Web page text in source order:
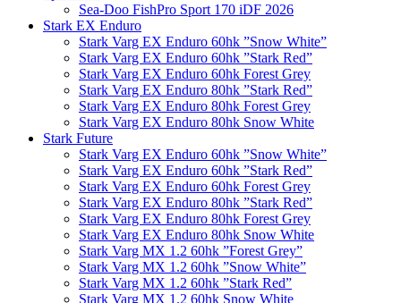
Sea-Doo FishPro Sport 170 iDF 2026
Stark EX Enduro
Stark Varg EX Enduro 60hk ”Snow White”
Stark Varg EX Enduro 60hk ”Stark Red”
Stark Varg EX Enduro 60hk Forest Grey
Stark Varg EX Enduro 80hk ”Stark Red”
Stark Varg EX Enduro 80hk Forest Grey
Stark Varg EX Enduro 80hk Snow White
Stark Future
Stark Varg EX Enduro 60hk ”Snow White”
Stark Varg EX Enduro 60hk ”Stark Red”
Stark Varg EX Enduro 60hk Forest Grey
Stark Varg EX Enduro 80hk ”Stark Red”
Stark Varg EX Enduro 80hk Forest Grey
Stark Varg EX Enduro 80hk Snow White
Stark Varg MX 1.2 60hk ”Forest Grey”
Stark Varg MX 1.2 60hk ”Snow White”
Stark Varg MX 1.2 60hk ”Stark Red”
Stark Varg MX 1.2 60hk Snow White